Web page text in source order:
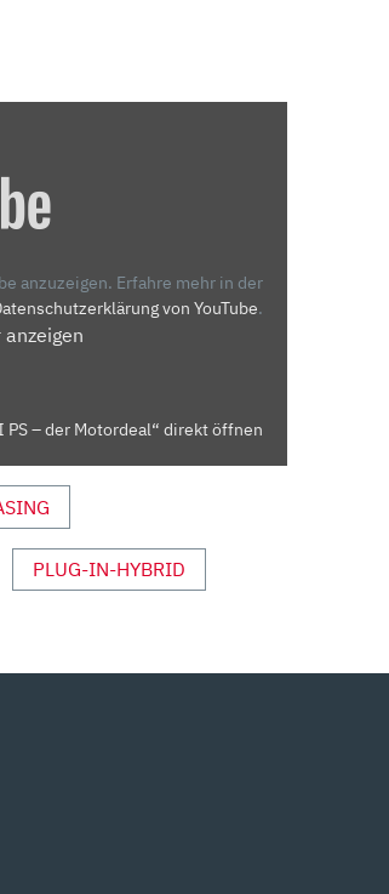
anzuzeigen. Erfahre mehr in der
von YouTube.
PS – der Motordeal“ direkt öffnen
PLUG-IN-HYBRID